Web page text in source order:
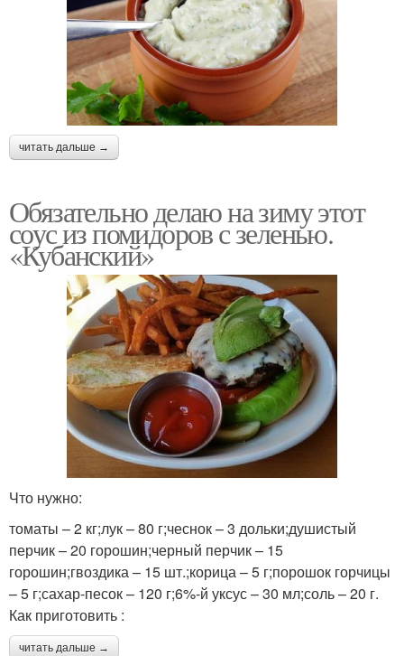
читать дальше →
Обязательно делаю на зиму этот
соус из помидоров с зеленью.
«Кубанский»
Что нужно:
томаты – 2 кг;лук – 80 г;чеснок – 3 дольки;душистый
перчик – 20 горошин;черный перчик – 15
горошин;гвоздика – 15 шт.;корица – 5 г;порошок горчицы
– 5 г;сахар-песок – 120 г;6%-й уксус – 30 мл;соль – 20 г.
Как приготовить :
читать дальше →